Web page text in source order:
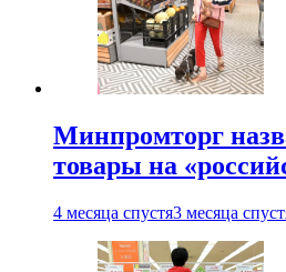
Минпромторг
товары на
4 месяца спустя3 месяца